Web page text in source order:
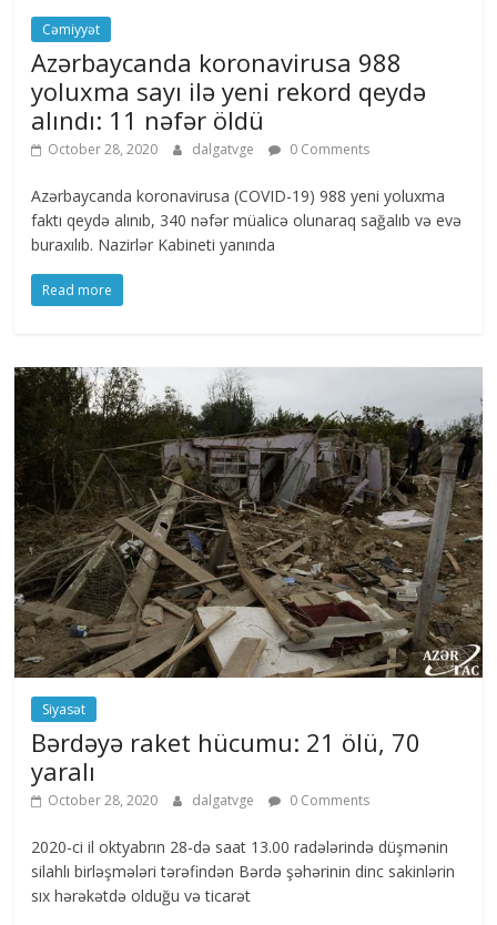
Cəmiyyət
Azərbaycanda koronavirusa 988
yoluxma sayı ilə yeni rekord qeydə
alındı: 11 nəfər öldü
October 28, 2020 dalgatvge 0 Comments
Azərbaycanda koronavirusa (COVID-19) 988 yeni yoluxma
faktı qeydə alınıb, 340 nəfər müalicə olunaraq sağalıb və evə
buraxılıb. Nazirlər Kabineti yanında
Read more
Siyasət
Bərdəyə raket hücumu: 21 ölü, 70
yaralı
October 28, 2020 dalgatvge 0 Comments
2020-ci il oktyabrın 28-də saat 13.00 radələrində düşmənin
silahlı birləşmələri tərəfindən Bərdə şəhərinin dinc sakinlərin
sıx hərəkətdə olduğu və ticarət